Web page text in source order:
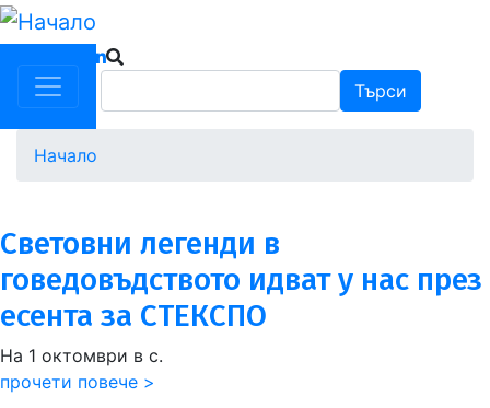
Премини
към
основното
съдържание
Търси
Начало
Световни легенди в
говедовъдството идват у нас през
есента за СТЕКСПО
На 1 октомври в с.
прочети повече >